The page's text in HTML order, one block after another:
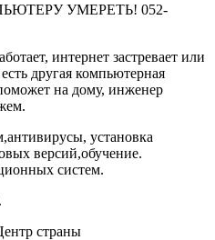
УМЕРЕТЬ! 052-
интернет застревает или
другая компьютерная
на дому, инженер
yстановка
версий,обучение.
систем.
страны